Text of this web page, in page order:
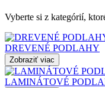
Vyberte si z kategórií,
DREVENÉ PODLAHY
Zobraziť viac
LAMINÁTOVÉ